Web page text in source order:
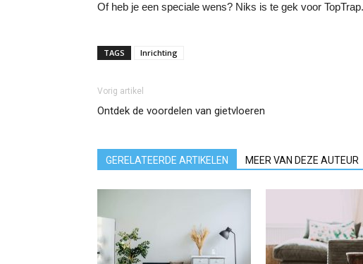
Of heb je een speciale wens? Niks is te gek voor TopTrap.
TAGS Inrichting
Vorig artikel
Ontdek de voordelen van gietvloeren
GERELATEERDE ARTIKELEN MEER VAN DEZE AUTEUR